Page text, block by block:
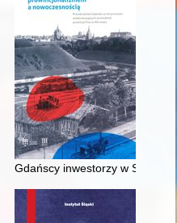
drawskiego od
Gdańscy inwestorzy w